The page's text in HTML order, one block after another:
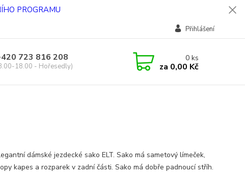
PROGRAMU
Přihlášení
723 816 208
18.00 - Hořesedly)
0ks
za 0,00 Kč
dámské jezdecké sako ELT. Sako má sametový límeček,
kapes a rozparek v zadní části. Sako má dobře padnoucí stříh.